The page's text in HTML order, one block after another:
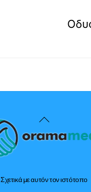
Back
To
Σχετικά με αυτόν τον ιστότοπο